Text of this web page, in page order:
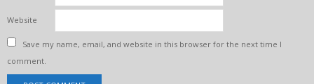
Website
Save my name, email, and website in this browser for the next time I
comment.